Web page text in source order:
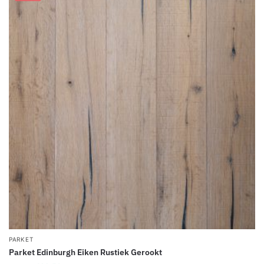
PARKET
Parket Edinburgh Eiken Rustiek Gerookt